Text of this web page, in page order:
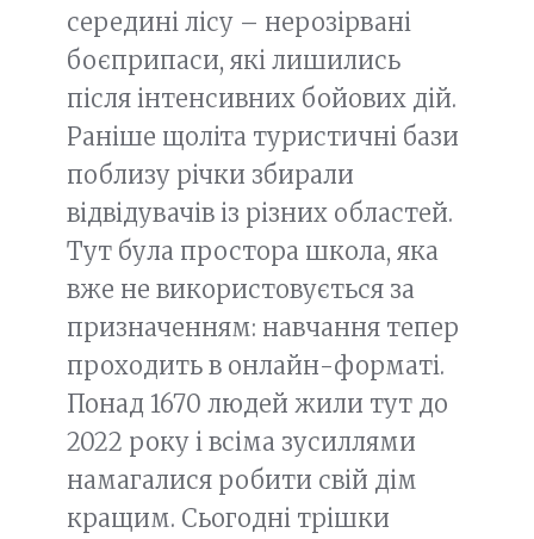
середині лісу – нерозірвані
боєприпаси, які лишились
після інтенсивних бойових дій.
Раніше щоліта туристичні бази
поблизу річки збирали
відвідувачів із різних областей.
Тут була простора школа, яка
вже не використовується за
призначенням: навчання тепер
проходить в онлайн-форматі.
Понад 1670 людей жили тут до
2022 року і всіма зусиллями
намагалися робити свій дім
кращим. Сьогодні трішки